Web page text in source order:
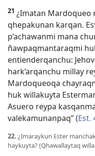
21 ¿Imatan Mardoqueo
qhepakunan karqan.
p’achawanmi mana
ñawpaqmantaraqmi
entienderqanchu:
hark’arqanchu millay
Mardoqueoqa
huk willakuyta
Asuero reypa
valekamunanpaq” (Est.
22. ¿Imaraykun Ester
haykuyta? (Qhawallaytaq